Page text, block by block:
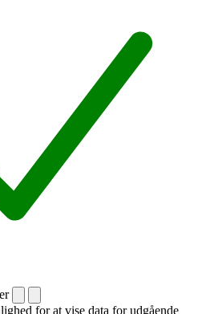
for at vise data for udgående